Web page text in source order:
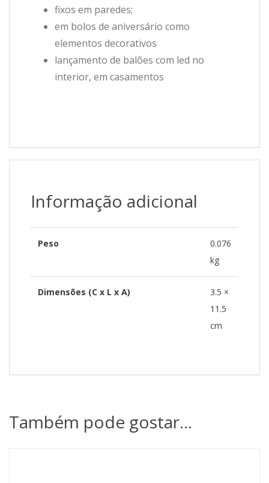
fixos em paredes;
em bolos de aniversário como
elementos decorativos
lançamento de balões com led no
interior, em casamentos
Informação adicional
Peso
0.076
kg
Dimensões (C x L x A)
3.5 ×
11.5
cm
Também pode gostar…